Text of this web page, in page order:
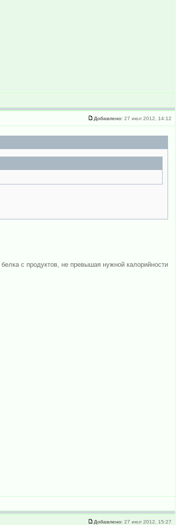
Добавлено: 27 июл 2012, 14:12
с продуктов, не превышая нужной калорийности
Добавлено: 27 июл 2012, 15:27